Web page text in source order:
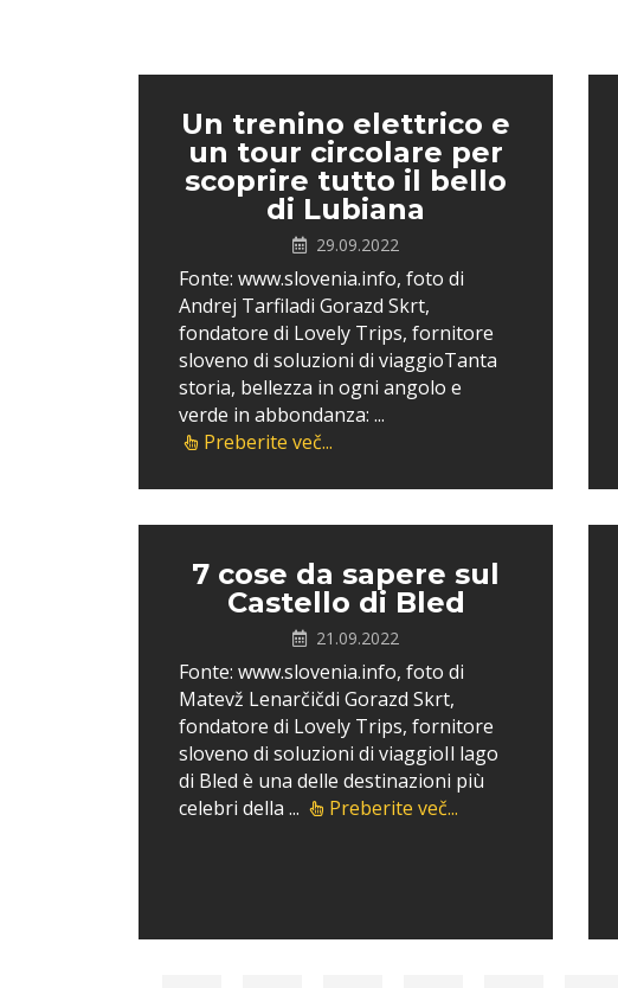
Un trenino elettrico e
un tour circolare per
scoprire tutto il bello
di Lubiana
29.09.2022
Fonte: www.slovenia.info, foto di
Andrej Tarfiladi Gorazd Skrt,
fondatore di Lovely Trips, fornitore
sloveno di soluzioni di viaggioTanta
storia, bellezza in ogni angolo e
verde in abbondanza: ...
Preberite več...
7 cose da sapere sul
Castello di Bled
21.09.2022
Fonte: www.slovenia.info, foto di
Matevž Lenarčičdi Gorazd Skrt,
fondatore di Lovely Trips, fornitore
sloveno di soluzioni di viaggioIl lago
di Bled è una delle destinazioni più
celebri della ...
Preberite več...